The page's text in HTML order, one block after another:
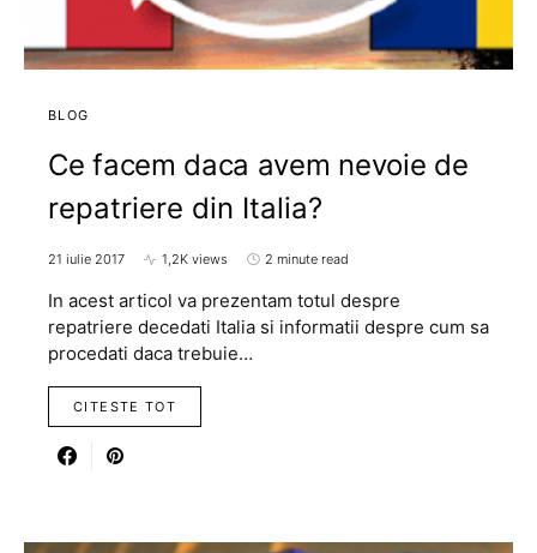
BLOG
Ce facem daca avem nevoie de
repatriere din Italia?
21 iulie 2017 1,2K views 2 minute read
In acest articol va prezentam totul despre
repatriere decedati Italia si informatii despre cum sa
procedati daca trebuie…
CITESTE TOT